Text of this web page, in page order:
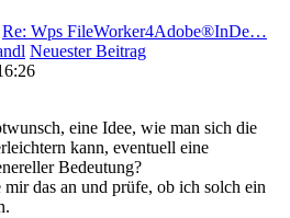
Re: Wps FileWorker4Adobe®InDe…
Neuester Beitrag
eine Idee, wie man sich die
kann, eventuell eine
Bedeutung?
das an und prüfe, ob ich solch ein